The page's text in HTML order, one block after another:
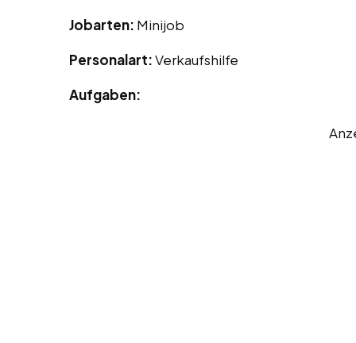
Jobarten: Minijob
Personalart:Verkaufshilfe
Aufgaben: